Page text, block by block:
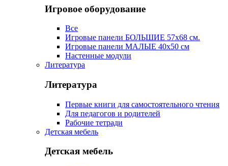
Игровое оборудование
Все
Игровые панели БОЛЬШИЕ 57х68 см.
Игровые панели МАЛЫЕ 40х50 см
Настенные модули
Литература
Литература
Первые книги для самостоятельного чтения
Для педагогов и родителей
Рабочие тетради
Детская мебель
Детская мебель